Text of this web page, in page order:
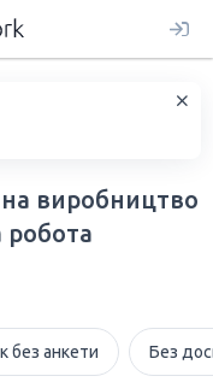
на виробництво
робота
без анкети Без